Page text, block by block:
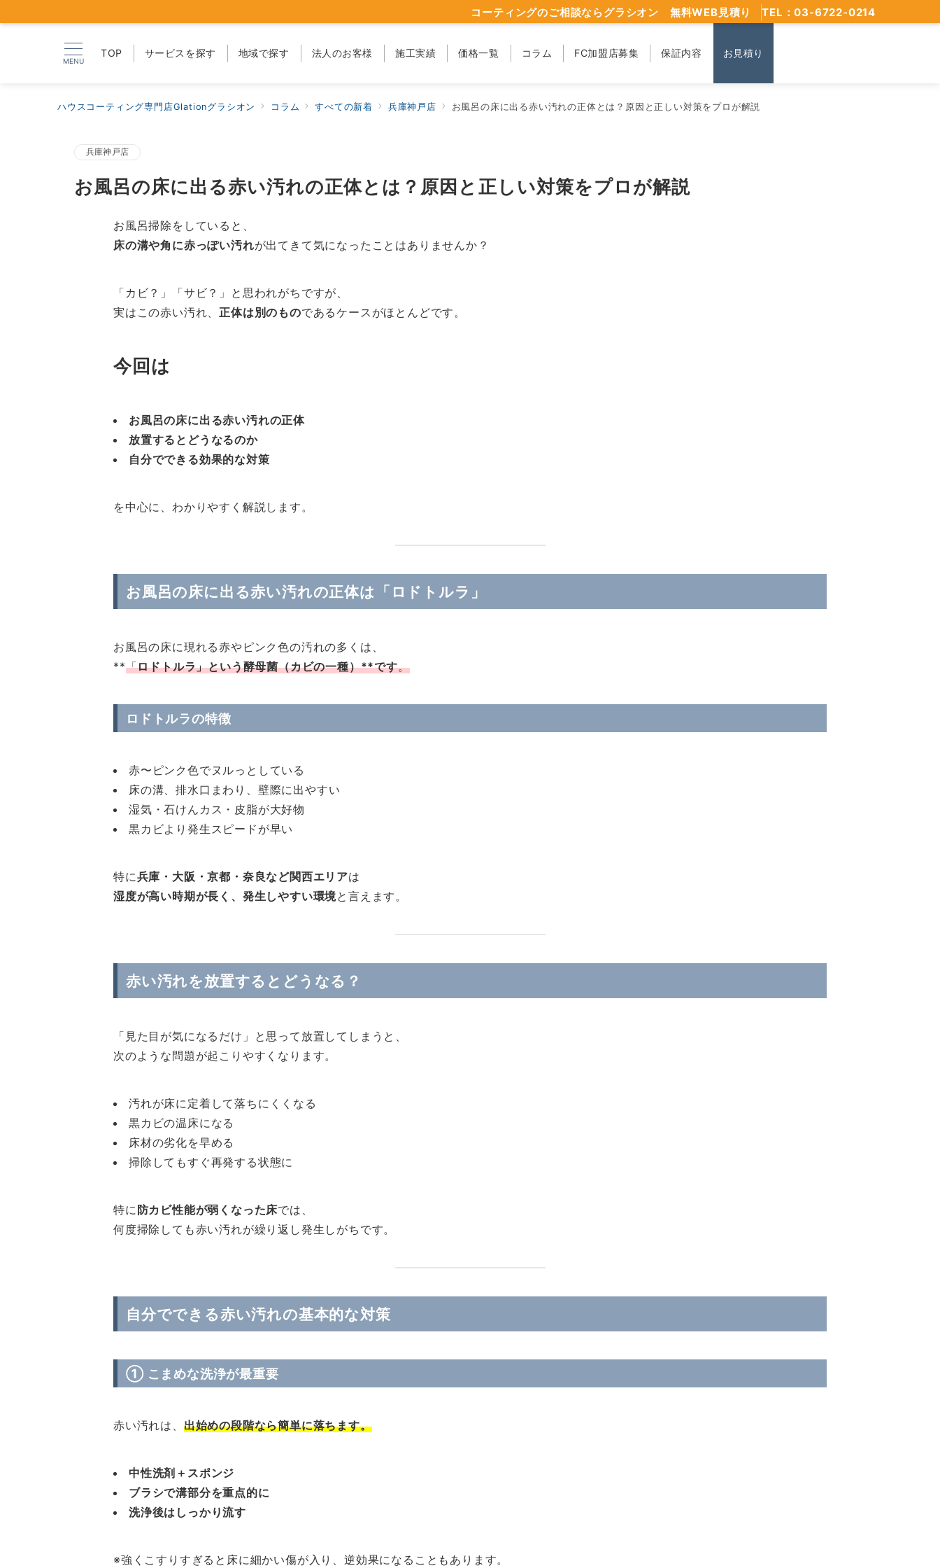
MENU
TOP サービスを探す 地域で探す 法人のお客様 施工実績 価格一覧 コラム FC加盟店募集 保証内容 お見積り
コーティングのご相談ならグラシオン 無料WEB見積り TEL：03-6722-0214
ハウスコーティング専門店Glationグラシオン コラム すべての新着 兵庫神戸店 お風呂の床に出る赤い汚れの正体とは？原因と正しい対策をプロが解説
兵庫神戸店
お風呂の床に出る赤い汚れの正体とは？原因と正しい対策をプロが解説
お風呂掃除をしていると、
床の溝や角に赤っぽい汚れが出てきて気になったことはありませんか？
「カビ？」「サビ？」と思われがちですが、
実はこの赤い汚れ、正体は別のものであるケースがほとんどです。
今回は
お風呂の床に出る赤い汚れの正体
放置するとどうなるのか
自分でできる効果的な対策
を中心に、わかりやすく解説します。
お風呂の床に出る赤い汚れの正体は「ロドトルラ」
お風呂の床に現れる赤やピンク色の汚れの多くは、
**「ロドトルラ」という酵母菌（カビの一種）**です。
ロドトルラの特徴
赤〜ピンク色でヌルっとしている
床の溝、排水口まわり、壁際に出やすい
湿気・石けんカス・皮脂が大好物
黒カビより発生スピードが早い
特に兵庫・大阪・京都・奈良など関西エリアは
湿度が高い時期が長く、発生しやすい環境と言えます。
赤い汚れを放置するとどうなる？
「見た目が気になるだけ」と思って放置してしまうと、
次のような問題が起こりやすくなります。
汚れが床に定着して落ちにくくなる
黒カビの温床になる
床材の劣化を早める
掃除してもすぐ再発する状態に
特に 防カビ性能が弱くなった床では、
何度掃除しても赤い汚れが繰り返し発生しがちです。
自分でできる赤い汚れの基本的な対策
① こまめな洗浄が最重要
赤い汚れは、 出始めの段階なら簡単に落ちます。
中性洗剤＋スポンジ
ブラシで溝部分を重点的に
洗浄後はしっかり流す
※強くこすりすぎると床に細かい傷が入り、逆効果になることもあります。